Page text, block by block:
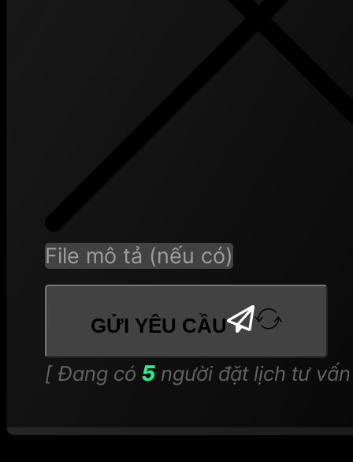
File mô tả (nếu có)
GỬI YÊU CẦU
[ Đang có 5 người đặt lịch tư